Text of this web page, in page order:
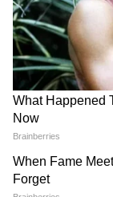
Image Credit :
সমস্যা
এই জটিলতা
সরকার—
জনকল্যাণ